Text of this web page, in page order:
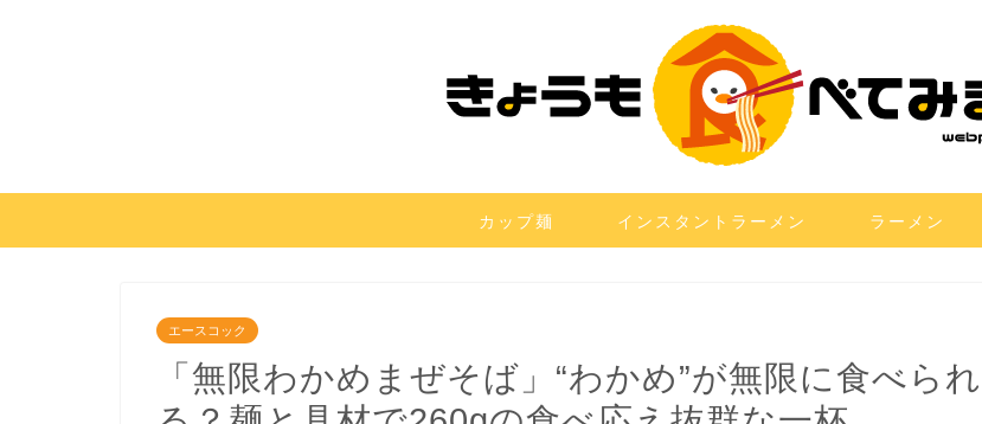
カップ麺 インスタントラーメン ラーメン
エースコック
「無限わかめまぜそば」“わかめ”が無限に食べられ